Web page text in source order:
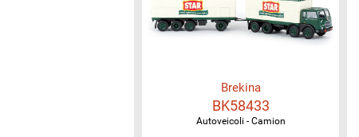
Brekina
BK58433
Autoveicoli - Camion